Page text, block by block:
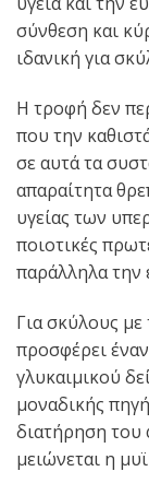
σύνθεση και
ιδανική για
Η τροφή δεν
που την
σε αυτά τα
απαραίτητα
υγείας των
ποιοτικές
παράλληλα την
Για σκύλους
προσφέρει
γλυκαιμικού
μοναδικής
διατήρηση του
μειώνεται η